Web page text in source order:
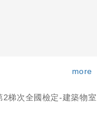
more
2梯次全國檢定-建築物室